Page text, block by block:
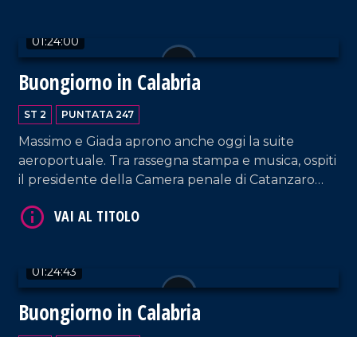
01:24:00
Buongiorno in Calabria
ST 2 PUNTATA 247
Massimo e Giada aprono anche oggi la suite
aeroportuale. Tra rassegna stampa e musica, ospiti
il presidente della Camera penale di Catanzaro
procuratore della Repubblica a Catanzaro e
01:24:43
Buongiorno in Calabria
VAI AL TITOLO
VAI AL TITOLO